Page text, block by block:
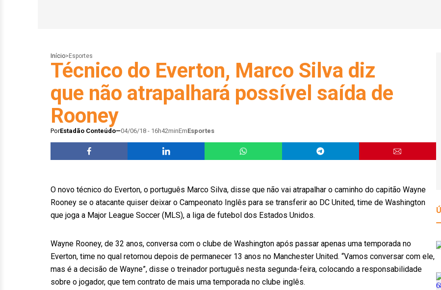
Início> Esportes
Técnico do Everton, Marco Silva diz
que não atrapalhará possível saída de
Rooney
PorEstadão Conteúdo 04/06/18 - 16h42minEmEsportes
O novo técnico do Everton, o português Marco Silva, disse que não vai atrapalhar o caminho do capitão Wayne
Rooney se o atacante quiser deixar o Campeonato Inglês para se transferir ao DC United, time de Washington
que joga a Major League Soccer (MLS), a liga de futebol dos Estados Unidos.
Wayne Rooney, de 32 anos, conversa com o clube de Washington após passar apenas uma temporada no
Everton, time no qual retornou depois de permanecer 13 anos no Manchester United. “Vamos conversar com ele,
mas é a decisão de Wayne”, disse o treinador português nesta segunda-feira, colocando a responsabilidade
sobre o jogador, que tem contrato de mais uma temporada no clube inglês.